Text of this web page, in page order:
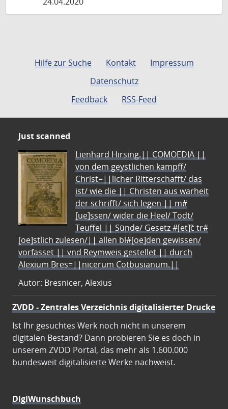
Hilfe zur Suche Kontakt
Impressum
Datenschutz
Feedback
RSS-Feed
Just scanned
Lienhard Hirsing.|| COMOEDIA ||
von dem geystlichen kampff/
Christ=||licher Ritterschafft/ das
ist/ wie die || Christen aus warheit
der schrifft/ sich legen || m#
[ue]ssen/ wider die Heel/ Todt/
Teuffel || Sünde/ Gesetz #[et]c̃ tr#
[oe]stlich zulesen/|| allen bl#[oe]den gewissen/
vorfasset || vnd Reymweis gestellet || durch
Alexium Bres=||nicerum Cotbusianum.||
Autor: Bresnicer, Alexius
ZVDD - Zentrales Verzeichnis digitalisierter Drucke
Ist Ihr gesuchtes Werk noch nicht in unserem
digitalen Bestand? Dann probieren Sie es doch in
unserem ZVDD Portal, das mehr als 1.600.000
bundesweit digitalisierte Werke nachweist.
DigiWunschbuch